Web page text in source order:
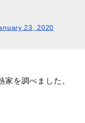
23, 2020
を調べました。